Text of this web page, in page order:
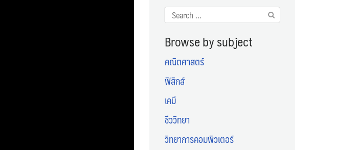
Search
for:
Browse by subject
คณิตศาสตร์
ฟิสิกส์
เคมี
ชีววิทยา
วิทยาการคอมพิวเตอร์